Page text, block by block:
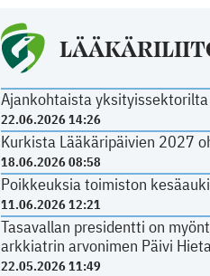
Ajankohtaista yksityissektorilta
22.06.2026 14:26
Kurkista Lääkäripäivien 2027
18.06.2026 08:58
Poikkeuksia toimiston
11.06.2026 12:21
Tasavallan presidentti on
arkkiatrin arvonimen Päivi
22.05.2026 11:49